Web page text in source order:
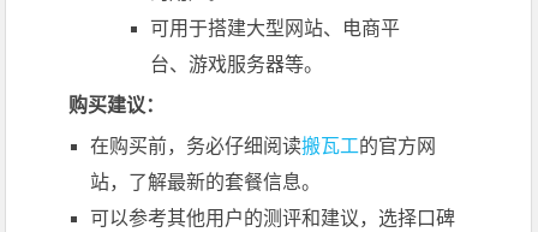
可用于搭建大型网站、电商平
台、游戏服务器等。
购买建议：
在购买前，务必仔细阅读搬瓦工的官方网
站，了解最新的套餐信息。
可以参考其他用户的测评和建议，选择口碑